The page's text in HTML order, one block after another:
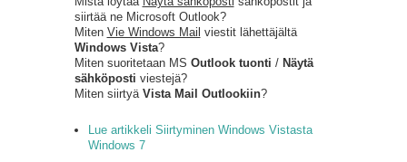
siirtää ne Microsoft Outlook?
Miten Vie Windows Mail viestit lähettäjältä
Windows Vista?
Miten suoritetaan MS Outlook tuonti / Näytä
sähköposti viestejä?
Miten siirtyä Vista Mail Outlookiin?
Lue artikkeli Siirtyminen Windows Vistasta
Windows 7